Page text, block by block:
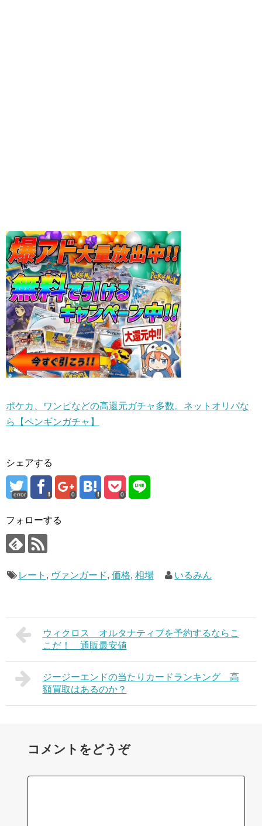
ポケカ、ワンピなどの高還元ガチャ多数。ネットオリパな
ら【ペンギンガチャ】
シェアする
error 0 0
フォローする
レート , ヴァンガード, 価格, 相場 いるみん
ウィクロス オルタナティブを予約するならこ
こだ！ 通販最安値
ジージーエンドの当たりカードランキング 高
額買取はあるのか？
コメントをどうぞ